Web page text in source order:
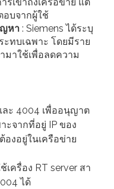
อบจากผู้ใช้
ญหา : Siemens ได้ระบุ
ทบเฉพาะ โดยมีราย
มาใช้เพื่อลดความ
ะ 4004 เพื่ออนุญาต
ะจากที่อยู่ IP ของ
องอยู่ในเครือข่าย
ครื่อง RT server สา
ได้